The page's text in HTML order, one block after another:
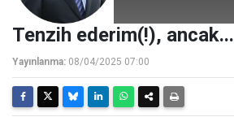
Tenzih ederim(!), ancak...
Yayınlanma: 08/04/2025 07:00